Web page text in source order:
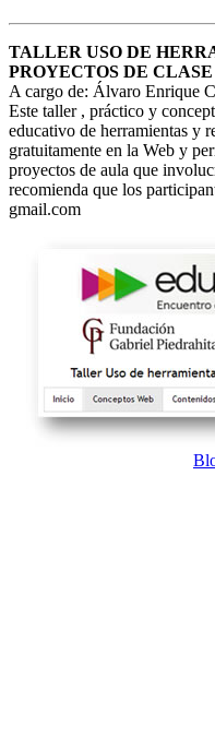
TALLER USO DE
PROYECTOS DE CLASE
A cargo de: Álvaro Enrique
Este taller , práctico y
educativo de herramientas y
gratuitamente en la Web y
proyectos de aula que
recomienda que los
gmail.com